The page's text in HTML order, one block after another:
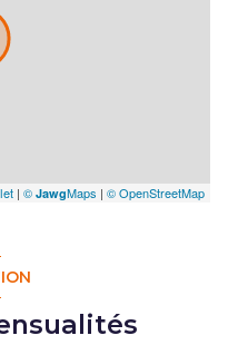
| © JawgMaps | © OpenStreetMap